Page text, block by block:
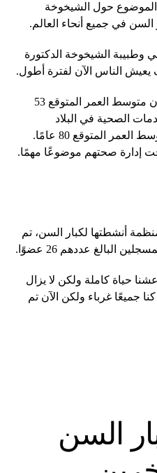
الموضوع حول الشيخوخة
السن في جميع أنحاء العالم.
الشيخوخة الدكتورة
الناس الآن لفترة أطول.
وقالت: «قبل توحيد الإمارات، كان متوسط ​​العمر المتوقع 53
الصحية في البلاد
والتدخلات التي قمنا بها، يبلغ متوسط ​​العمر المتوقع 80 عامًا.
إدارة صحتهم موضوعًا مهمًا.
أنشطتها لكبار السن، تم
البالغ عددهم 26 عضوًا.
حياة كاملة ولكن لا يزال
جميعًا غرباء ولكن الآن تم
السن